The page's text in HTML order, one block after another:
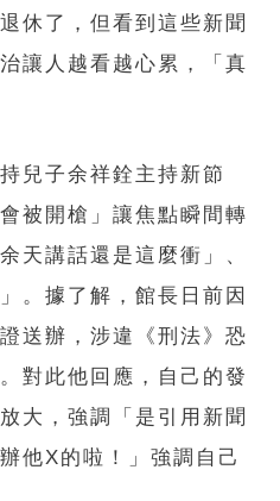
休了，但看到這些新聞
讓人越看越心累，「真
兒子余祥銓主持新節
被開槍」讓焦點瞬間轉
天講話還是這麼衝」、
。據了解，館長日前因
送辦，涉違《刑法》恐
對此他回應，自己的發
大，強調「是引用新聞
他X的啦！」強調自己